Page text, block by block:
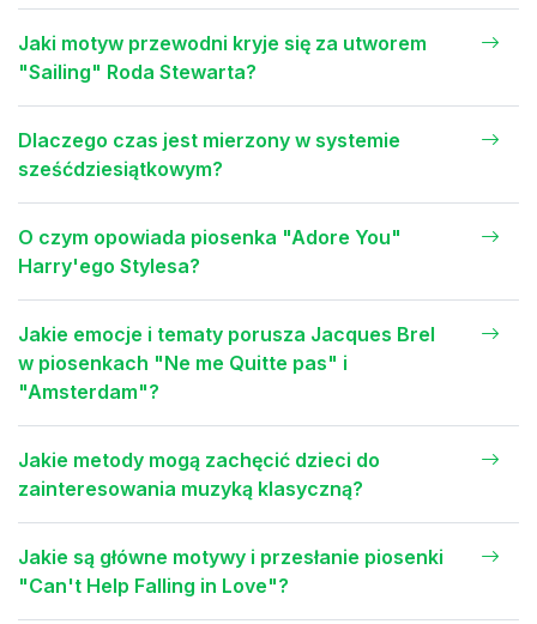
Jaki motyw przewodni kryje się za utworem
"Sailing" Roda Stewarta?
Dlaczego czas jest mierzony w systemie
sześćdziesiątkowym?
O czym opowiada piosenka "Adore You"
Harry'ego Stylesa?
Jakie emocje i tematy porusza Jacques Brel
w piosenkach "Ne me Quitte pas" i
"Amsterdam"?
Jakie metody mogą zachęcić dzieci do
zainteresowania muzyką klasyczną?
Jakie są główne motywy i przesłanie piosenki
"Can't Help Falling in Love"?